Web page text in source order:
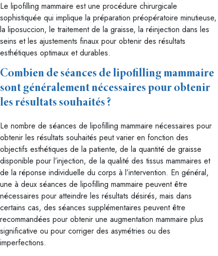
Le lipofilling mammaire est une procédure chirurgicale
sophistiquée qui implique la préparation préopératoire minutieuse,
la liposuccion, le traitement de la graisse, la réinjection dans les
seins et les ajustements finaux pour obtenir des résultats
esthétiques optimaux et durables.
Combien de séances de lipofilling mammaire
sont généralement nécessaires pour obtenir
les résultats souhaités ?
Le nombre de séances de lipofilling mammaire nécessaires pour
obtenir les résultats souhaités peut varier en fonction des
objectifs esthétiques de la patiente, de la quantité de graisse
disponible pour l’injection, de la qualité des tissus mammaires et
de la réponse individuelle du corps à l’intervention. En général,
une à deux séances de lipofilling mammaire peuvent être
nécessaires pour atteindre les résultats désirés, mais dans
certains cas, des séances supplémentaires peuvent être
recommandées pour obtenir une augmentation mammaire plus
significative ou pour corriger des asymétries ou des
imperfections.